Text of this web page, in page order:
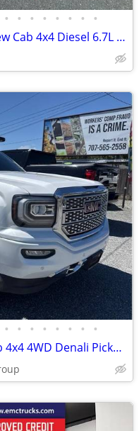
• • • • • • • •
2016 Ford F-350 Super Duty Crew Cab 4x4 Diesel 6.7L Flatbed
• • • • • • • •
2017 GMC Sierra 1500 Crew Cab 4x4 4WD Denali Pickup 4D 5 3/4 ft Truck